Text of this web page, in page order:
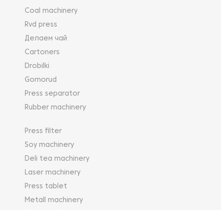
Coal machinery
Rvd press
Делаем чай
Cartoners
Drobilki
Gornorud
Press separator
Rubber machinery
Press filter
Soy machinery
Deli tea machinery
Laser machinery
Press tablet
Metall machinery